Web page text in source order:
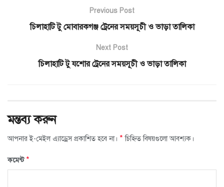
Previous Post
চিলাহাটি টু মোবারকগঞ্জ ট্রেনের সময়সূচী ও ভাড়া তালিকা
Next Post
চিলাহাটি টু যশোর ট্রেনের সময়সূচী ও ভাড়া তালিকা
মন্তব্য করুন
আপনার ই-মেইল এ্যাড্রেস প্রকাশিত হবে না। * চিহ্নিত বিষয়গুলো আবশ্যক।
কমেন্ট*